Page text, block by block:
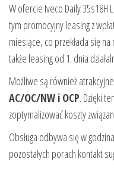
W ofercie Iveco Daily
tym promocyjny leasing z
miesiące, co przekłada się
także leasing od 1. dnia
Możliwe są również
AC/OC/NW i OCP. Dzięki
zoptymalizować koszty
Obsługa odbywa się w
pozostałych porach kontakt